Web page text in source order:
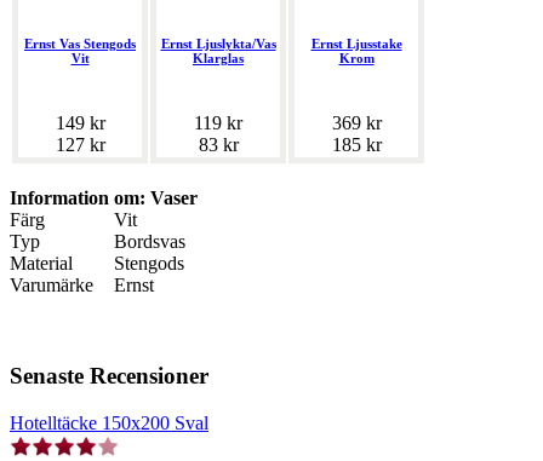
Ernst Vas Stengods
Vit
149 kr
127 kr
Ernst Ljuslykta/Vas
Klarglas
119 kr
83 kr
Ernst Ljusstake
Krom
369 kr
185 kr
Information om: Vaser
Färg
Vit
Typ
Bordsvas
Material
Stengods
Varumärke
Ernst
Senaste Recensioner
Hotelltäcke 150x200 Sval